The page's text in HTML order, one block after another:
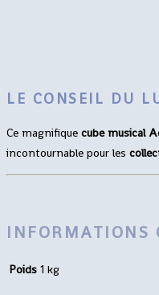
LE CONSEIL DU
Ce magnifique cube musical
incontournable pour les
INFORMATIONS
Poids 1 kg